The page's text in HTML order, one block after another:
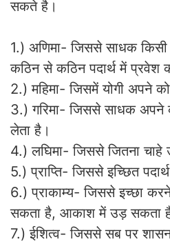
सकते है।
1.) अणिमा- जिससे साधक
कठिन से कठिन पदार्थ में प्रवेश
2.) महिमा- जिसमें योगी अपने
3.) गरिमा- जिससे साधक अपने
लेता है।
4.) लघिमा- जिससे जितना चाहे
5.) प्राप्ति- जिससे इच्छित
6.) प्राकाम्य- जिससे इच्छा
सकता है, आकाश में उड़ सकता
7.) ईशित्व- जिससे सब पर शासन